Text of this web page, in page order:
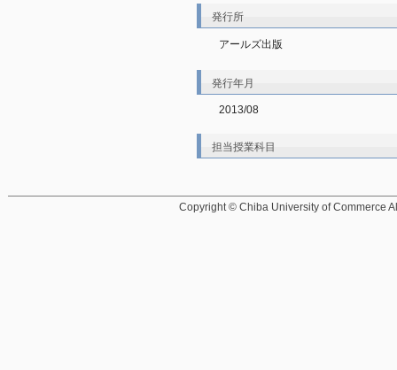
発行所
アールズ出版
発行年月
2013/08
担当授業科目